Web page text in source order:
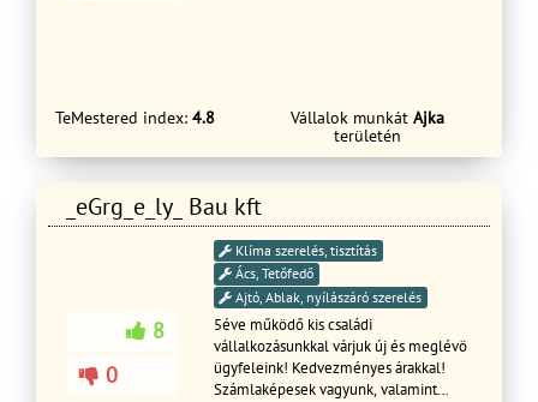
TeMestered index: 4.8 Vállalok munkát Ajka
területén
_eGrg_e_ly_ Bau kft
8
0
Klíma szerelés, tisztítás
Ács, Tetőfedő
Ajtó, Ablak, nyílászáró szerelés
5éve működő kis családi
vállalkozásunkkal várjuk új és meglévö
ügyfeleink! Kedvezményes árakkal!
Számlaképesek vagyunk, valamint